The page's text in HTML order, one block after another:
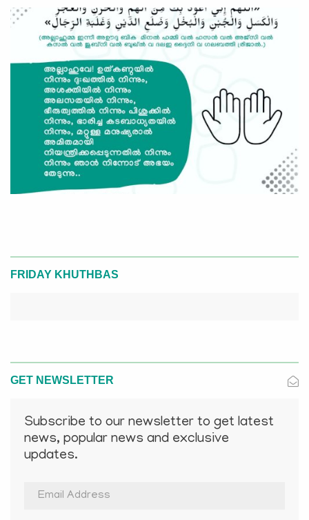
FRIDAY KHUTHBAS
GET NEWSLETTER
Subscribe to our newsletter to get latest
news, popular news and exclusive
updates.